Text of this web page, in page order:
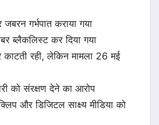
जबरन गर्भपात कराया गया
ब्लैकलिस्ट कर दिया गया
रही, लेकिन मामला 26 मई
को संरक्षण देने का आरोप
और डिजिटल साक्ष्य मीडिया को